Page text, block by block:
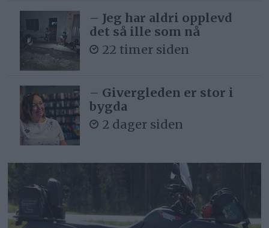
– Jeg har aldri opplevd
det så ille som nå
22 timer siden
– Givergleden er stor i
bygda
2 dager siden